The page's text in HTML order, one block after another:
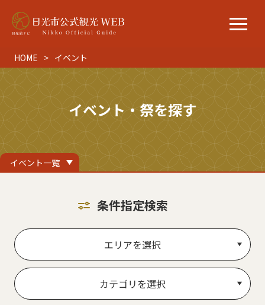
HOME イベント
イベント・祭を探す
イベント一覧
条件指定検索
エリアを選択
カテゴリを選択